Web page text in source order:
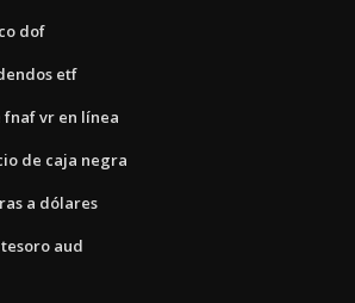
dof
etf
fnaf vr en línea
de caja negra
a dólares
aud